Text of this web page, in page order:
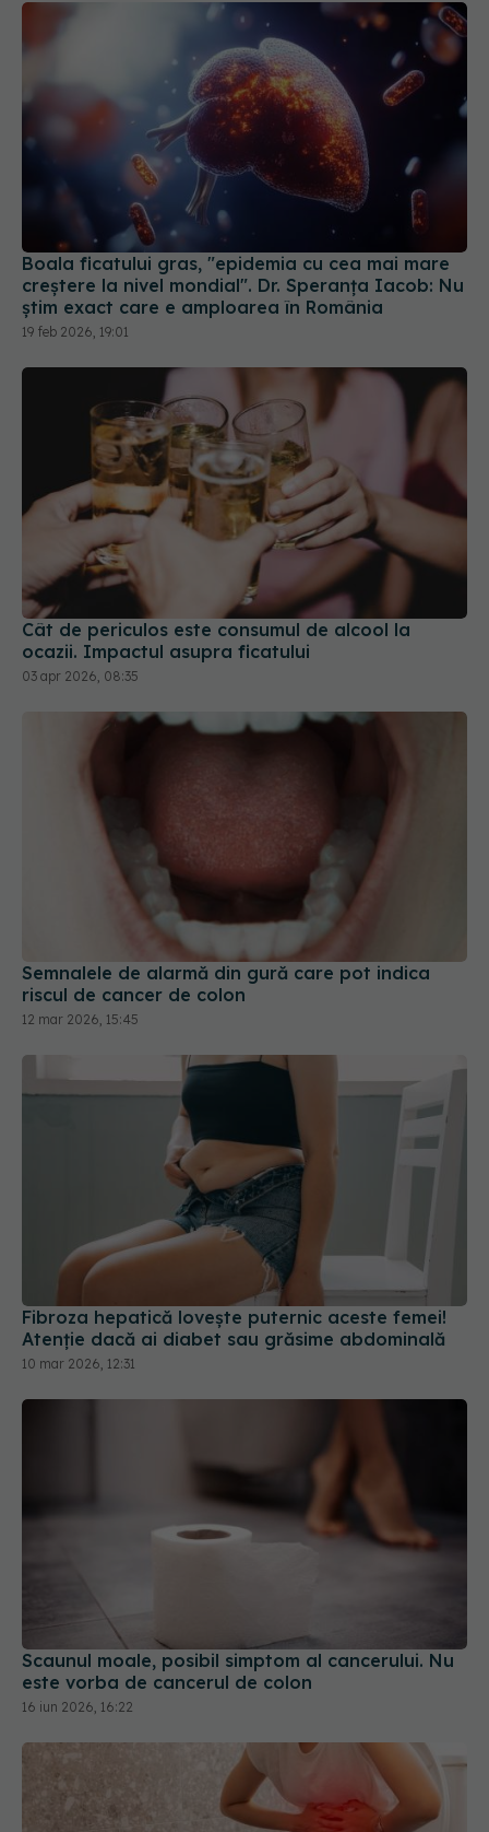
Boala ficatului gras, "epidemia cu cea mai mare
creștere la nivel mondial". Dr. Speranța Iacob: Nu
știm exact care e amploarea în România
19 feb 2026, 19:01
Cât de periculos este consumul de alcool la
ocazii. Impactul asupra ficatului
03 apr 2026, 08:35
Semnalele de alarmă din gură care pot indica
riscul de cancer de colon
12 mar 2026, 15:45
Fibroza hepatică lovește puternic aceste femei!
Atenție dacă ai diabet sau grăsime abdominală
10 mar 2026, 12:31
Scaunul moale, posibil simptom al cancerului. Nu
este vorba de cancerul de colon
16 iun 2026, 16:22